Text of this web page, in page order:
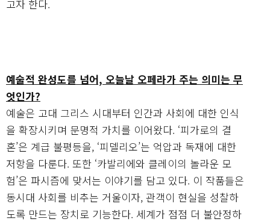
고자 한다.
예술적 완성도를 넘어, 오늘날 오페라가 주는 의미는 무
엇인가?
예술은 고대 그리스 시대부터 인간과 사회에 대한 인식
을 확장시키며 문명적 가치를 이어왔다. ‘피가로의 결
혼’은 계급 불평등을, ‘피델리오’는 억압과 독재에 대한
저항을 다룬다. 또한 ‘카발리에와 클레이의 놀라운 모
험’은 파시즘에 맞서는 이야기를 담고 있다. 이 작품들은
동시대 사회를 비추는 거울이자, 관객이 현실을 성찰하
도록 만드는 장치로 기능한다. 세계가 점점 더 불안정하